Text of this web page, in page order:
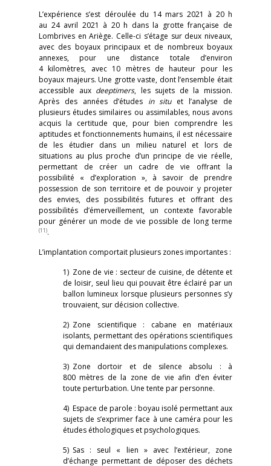
L’expérience s’est déroulée du 14 mars 2021 à 20 h
au 24 avril 2021 à 20 h dans la grotte française de
Lombrives en Ariège. Celle-ci s’étage sur deux niveaux,
avec des boyaux principaux et de nombreux boyaux
annexes, pour une distance totale d’environ
4 kilomètres, avec 10 mètres de hauteur pour les
boyaux majeurs. Une grotte vaste, dont l’ensemble était
accessible aux deeptimers, les sujets de la mission.
Après des années d’études in situet l’analyse de
plusieurs études similaires ou assimilables, nous avons
acquis la certitude que, pour bien comprendre les
aptitudes et fonctionnements humains, il est nécessaire
de les étudier dans un milieu naturel et lors de
situations au plus proche d’un principe de vie réelle,
permettant de créer un cadre de vie offrant la
possibilité « d’exploration », à savoir de prendre
possession de son territoire et de pouvoir y projeter
des envies, des possibilités futures et offrant des
possibilités d’émerveillement, un contexte favorable
pour générer un mode de vie possible de long terme
(11).
L’implantation comportait plusieurs zones importantes :
1) Zone de vie : secteur de cuisine, de détente et
de loisir, seul lieu qui pouvait être éclairé par un
ballon lumineux lorsque plusieurs personnes s’y
trouvaient, sur décision collective.
2) Zone scientifique : cabane en matériaux
isolants, permettant des opérations scientifiques
qui demandaient des manipulations complexes.
3) Zone dortoir et de silence absolu : à
800 mètres de la zone de vie afin d’en éviter
toute perturbation. Une tente par personne.
4) Espace de parole : boyau isolé permettant aux
sujets de s’exprimer face à une caméra pour les
études éthologiques et psychologiques.
5) Sas : seul « lien » avec l’extérieur, zone
d’échange permettant de déposer des déchets